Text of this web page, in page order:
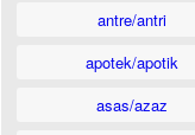
antre/antri
apotek/apotik
asas/azaz